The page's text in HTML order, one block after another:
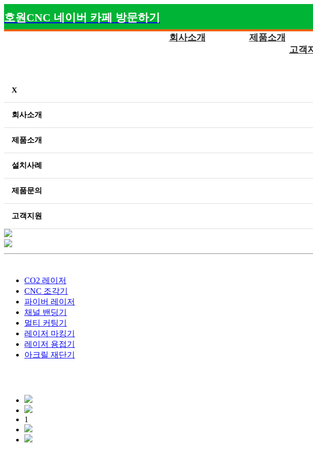
호원CNC 네이버 카페 방문하기
회사소개 제품소개
고객
X
회사소개
제품소개
설치사례
제품문의
고객지원
CO2 레이저
CNC 조각기
파이버 레이저
채널 밴딩기
멀티 커팅기
레이저 마킹기
레이저 용접기
아크릴 재단기
1